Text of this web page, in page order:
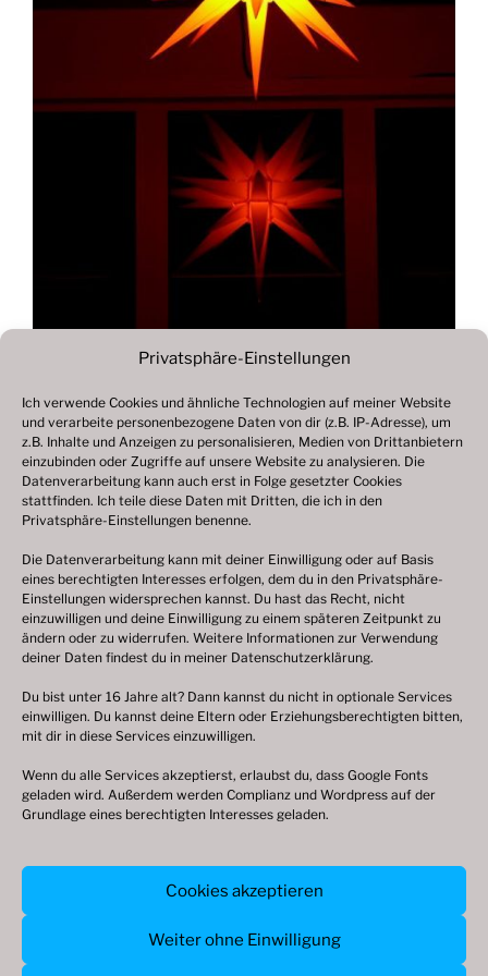
Privatsphäre-Einstellungen
Ich verwende Cookies und ähnliche Technologien auf meiner Website
und verarbeite personenbezogene Daten von dir (z.B. IP-Adresse), um
z.B. Inhalte und Anzeigen zu personalisieren, Medien von Drittanbietern
einzubinden oder Zugriffe auf unsere Website zu analysieren. Die
Datenverarbeitung kann auch erst in Folge gesetzter Cookies
stattfinden. Ich teile diese Daten mit Dritten, die ich in den
Privatsphäre-Einstellungen benenne.
Die Datenverarbeitung kann mit deiner Einwilligung oder auf Basis
eines berechtigten Interesses erfolgen, dem du in den Privatsphäre-
Einstellungen widersprechen kannst. Du hast das Recht, nicht
einzuwilligen und deine Einwilligung zu einem späteren Zeitpunkt zu
ändern oder zu widerrufen. Weitere Informationen zur Verwendung
deiner Daten findest du in meiner Datenschutzerklärung.
Du bist unter 16 Jahre alt? Dann kannst du nicht in optionale Services
einwilligen. Du kannst deine Eltern oder Erziehungsberechtigten bitten,
mit dir in diese Services einzuwilligen.
Wenn du alle Services akzeptierst, erlaubst du, dass Google Fonts
geladen wird. Außerdem werden Complianz und Wordpress auf der
Grundlage eines berechtigten Interesses geladen.
Cookies akzeptieren
Weiter ohne Einwilligung
Beitragsnavigation
Vorheriger
Beitrag
Fotogalerie 2018
© 2003 – 2025 nilsbenthien.de,Datenschutzerklärung
|Cookie-Richtlinie EU|Impressum
© 2003 – 2026 nilsbenthien.de,
Datenschutzerkärung|Cookie-Richtlinie